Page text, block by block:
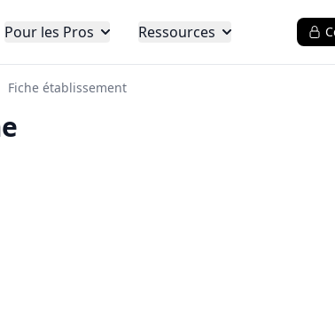
Pour les Pros Ressources
Fiche établissement